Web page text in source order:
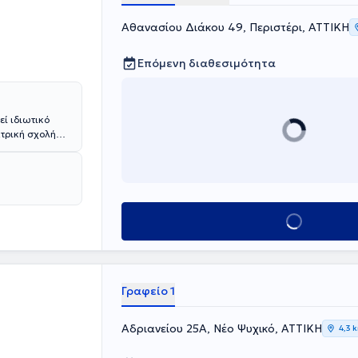
ιδιωτικό
σχολή
Ιατρικής το
των
με
σε
-
Αθανασίου Διάκου 49, Περιστέρι, ΑΤΤΙΚΗ
Επόμενη διαθεσιμότητα
Κλείσε ραντεβού
Γραφείο 1
Αδριανείου 25Α, Νέο Ψυχικό, ΑΤΤΙΚΗ 4,3